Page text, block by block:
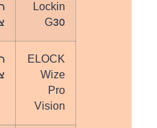
Lockin
G30
ELOCK
Wize
Pro
Vision